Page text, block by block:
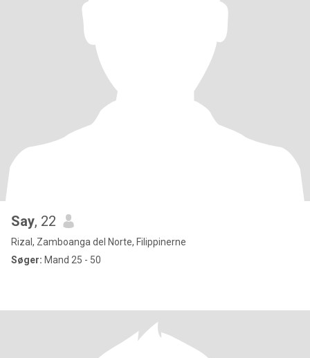
Say, 22
Rizal, Zamboanga del Norte, Filippinerne
Søger: Mand 25 - 50